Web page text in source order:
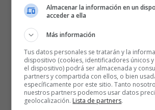
Almacenar la información en un
acceder a ella
Más información
Tus datos personales se tratarán y la
dispositivo (cookies, identificadores únicos
el dispositivo) podrá ser almacenada y
partners y compartida con ellos, o bien
específicamente por este sitio. Tanto
nuestros partners podemos usar datos
geolocalización. Lista de partners.